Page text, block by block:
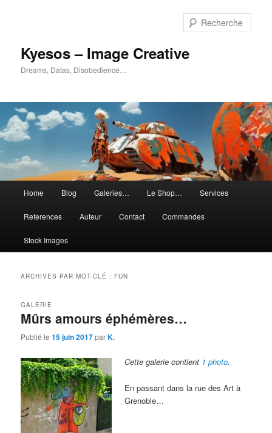
Kyesos – Image Creative
Dreams, Datas, Disobedience…
principal
Home Blog Galeries… Le Shop… Services
References Auteur Contact Commandes
Stock Images
ARCHIVES PAR MOT-CLÉ : FUN
Mûrs amours éphémères…
GALERIE
Publié le15 juin 2017parK.
Cette galerie contient 1 photo.
En passant dans la rue des Art à
Grenoble…